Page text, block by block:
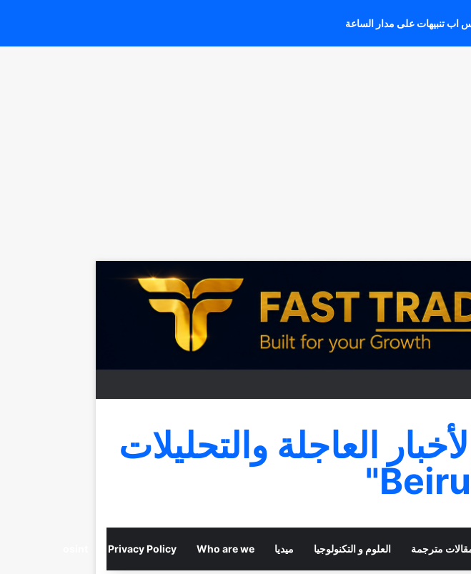
اب تنبيهات على مدار الساعة
العاجلة والتحليلات
مترجمة العلوم و التكنولوجيا ميديا Who are we
Privacy Policy